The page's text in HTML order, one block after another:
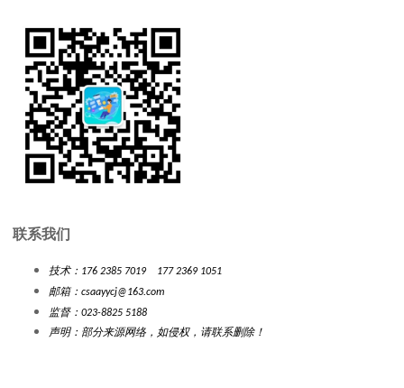
联系我们
技术：176 2385 7019 177 2369 1051
邮箱： csaayycj@163.com
监督：023-8825 5188
声明：部分来源网络，如侵权，请联系删除！